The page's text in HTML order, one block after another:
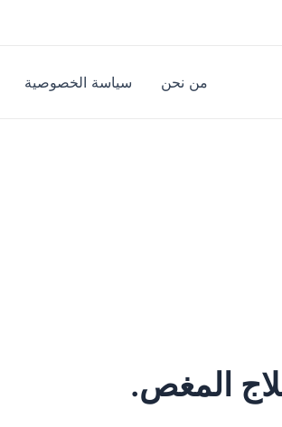
من نحن سياسة الخصوصية